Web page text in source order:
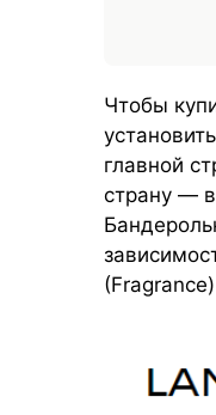
Чтобы
главной
страну —